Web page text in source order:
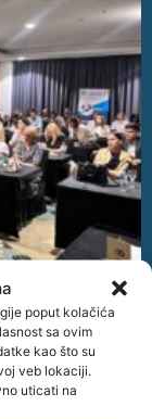
poput kolačića
sa ovim
kao što su
veb lokaciji.
uticati na
primjena
u Bosni
u BiH“,